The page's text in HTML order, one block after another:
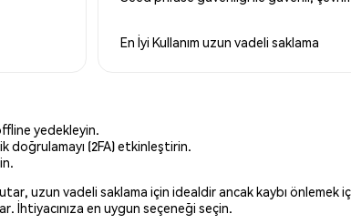
En İyi Kullanım uzun vadeli saklama
yedekleyin.
doğrulamayı (2FA) etkinleştirin.
uzun vadeli saklama için idealdir ancak kaybı
İhtiyacınıza en uygun seçeneği seçin.